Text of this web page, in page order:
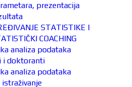
prezentacija
STATISTIKE I
COACHING
analiza podataka
i doktoranti
analiza podataka